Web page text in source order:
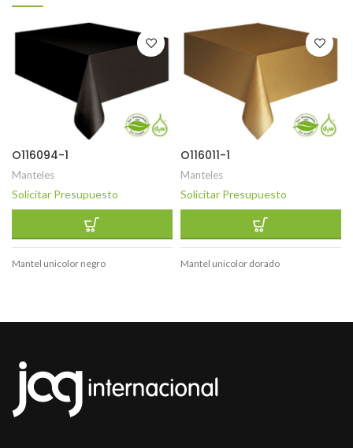
O116094-1
Manteles
Solicitar Presupuesto
Mantel unicolor negro
O116011-1
Manteles
Solicitar Presupuesto
Mantel unicolor dorado